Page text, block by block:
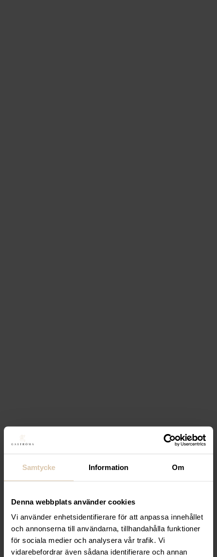
Samtycke Information Om
Denna webbplats använder cookies
Vi använder enhetsidentifierare för att anpassa innehållet
och annonserna till användarna, tillhandahålla funktioner
för sociala medier och analysera vår trafik. Vi
vidarebefordrar även sådana identifierare och annan